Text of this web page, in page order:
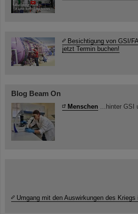
Besichtigung von GSI/
jetzt Termin buchen!
Blog Beam On
Menschen ...hinter GSI
Umgang mit den Auswirkungen des Kriegs